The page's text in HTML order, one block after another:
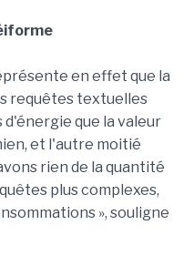
en effet que la
requêtes textuelles
que la valeur
et l'autre moitié
rien de la quantité
plus complexes,
», souligne